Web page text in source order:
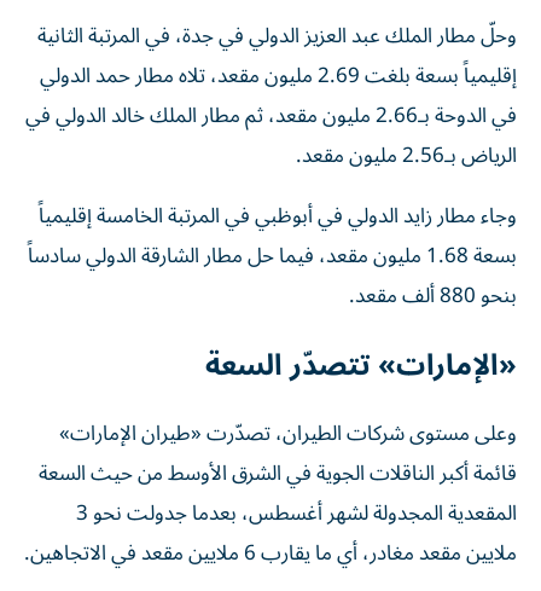
وحلّ مطار الملك عبد العزيز الدولي في جدة، في المرتبة الثانية
إقليمياً بسعة بلغت 2.69 مليون مقعد، تلاه مطار حمد الدولي
في الدوحة بـ2.66 مليون مقعد، ثم مطار الملك خالد الدولي في
الرياض بـ2.56 مليون مقعد.
وجاء مطار زايد الدولي في أبوظبي في المرتبة الخامسة إقليمياً
بسعة 1.68 مليون مقعد، فيما حل مطار الشارقة الدولي سادساً
بنحو 880 ألف مقعد.
«الإمارات» تتصدّر السعة
وعلى مستوى شركات الطيران، تصدّرت «طيران الإمارات»
قائمة أكبر الناقلات الجوية في الشرق الأوسط من حيث السعة
المقعدية المجدولة لشهر أغسطس، بعدما جدولت نحو 3
ملايين مقعد مغادر، أي ما يقارب 6 ملايين مقعد في الاتجاهين.